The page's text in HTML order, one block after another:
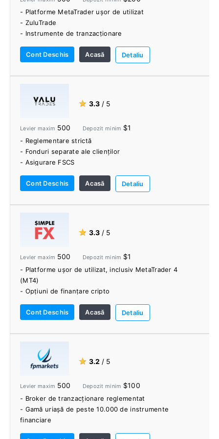
- Platforme MetaTrader ușor de utilizat
- ZuluTrade
- Instrumente de tranzacționare
Cont Deschis
Acasă Detaliu
★ 3.3 / 5
Levier maxim 500 Depozit minim $1
- Reglementare strictă
- Fonduri separate ale clienților
- Asigurare FSCS
- Conturi MAM
- Instrument pentru sentimente
Cont Deschis Acasă Detaliu
★ 3.3 / 5
Levier maxim 500 Depozit minim $1
- Platforme ușor de utilizat, inclusiv MetaTrader 4
(MT4)
- Opțiuni de finanțare cripto
- FIX API pentru DMA
Cont Deschis Acasă Detaliu
★ 3.2 / 5
Levier maxim 500 Depozit minim $100
- Broker de tranzacționare reglementat
- Gamă uriașă de peste 10.000 de instrumente
financiare